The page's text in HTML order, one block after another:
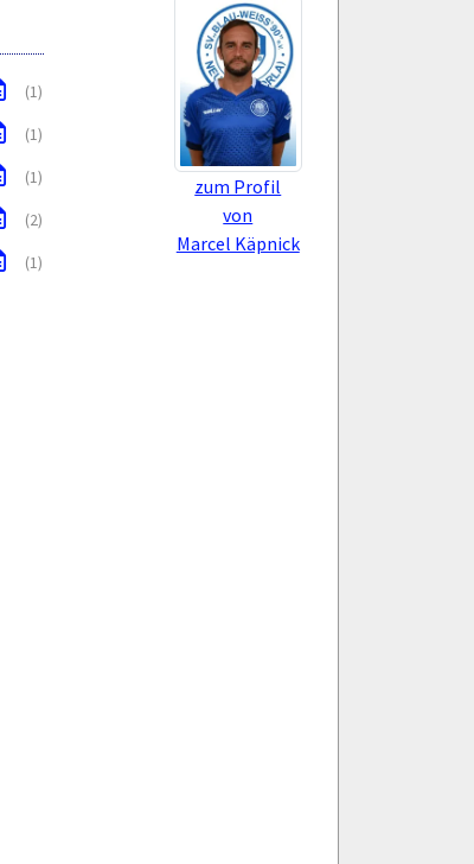
zum Profil
von
Marcel Käpnick
(1)
(1)
(1)
(2)
(1)